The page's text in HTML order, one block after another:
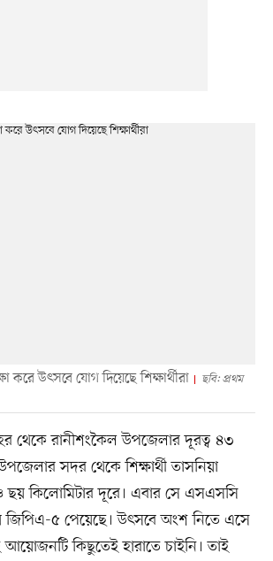
করে উৎসবে যোগ দিয়েছে শিক্ষার্থীরা
ছবি: প্রথম
থেকে রানীশংকৈল উপজেলার দূরত্ব ৪৩
সদর থেকে শিক্ষার্থী তাসনিয়া
ছয় কিলোমিটার দূরে। এবার সে এসএসসি
জিপিএ-৫ পেয়েছে। উৎসবে অংশ নিতে এসে
আয়োজনটি কিছুতেই হারাতে চাইনি। তাই